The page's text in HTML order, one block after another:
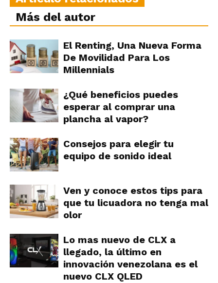
Más del autor
El Renting, Una Nueva Forma
De Movilidad Para Los
Millennials
¿Qué beneficios puedes
esperar al comprar una
plancha al vapor?
Consejos para elegir tu
equipo de sonido ideal
Ven y conoce estos tips para
que tu licuadora no tenga mal
olor
Lo mas nuevo de CLX a
llegado, la último en
innovación venezolana es el
nuevo CLX QLED